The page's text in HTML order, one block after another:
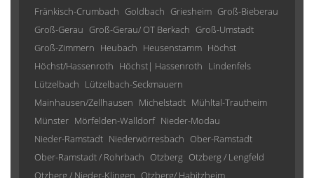
Fränkisch-Crumbach Goldbach Griesheim Groß-Bieberau
Groß-Gerau Groß-Gerau/ OT Berkach Groß-Umstadt
Groß-Zimmern Heubach Heusenstamm Höchst
Höchst/Hassenroth Höchst| Hassenroth Lindenfels
Lützelbach Lützelbach-Seckmauern
Mainhausen/Zellhausen Michelstadt Mühltal-Trautheim
Münster Mörfelden-Walldorf Nieder-Modau
Nieder-Ramstadt Niederwörresbach Ober-Ramstadt
Ober-Ramstadt / Rohrbach Otzberg Otzberg / Lengfeld
Otzberg / Nieder-Klingen Otzberg/ Habitzheim